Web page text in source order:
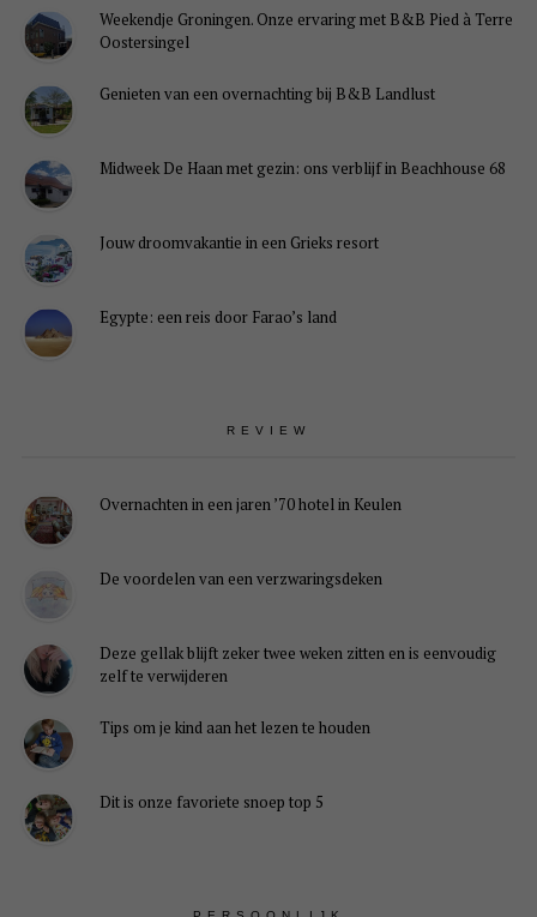
Weekendje Groningen. Onze ervaring met B&B Pied à Terre
Oostersingel
Genieten van een overnachting bij B&B Landlust
Midweek De Haan met gezin: ons verblijf in Beachhouse 68
Jouw droomvakantie in een Grieks resort
Egypte: een reis door Farao’s land
REVIEW
Overnachten in een jaren ’70 hotel in Keulen
De voordelen van een verzwaringsdeken
Deze gellak blijft zeker twee weken zitten en is eenvoudig
zelf te verwijderen
Tips om je kind aan het lezen te houden
Dit is onze favoriete snoep top 5